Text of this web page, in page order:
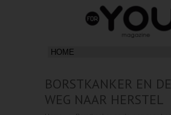
BORSTKANKER EN DE
WEG NAAR HERSTEL